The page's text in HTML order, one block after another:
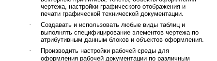
Создание и редактирование сложных
объектов
Работа с растровыми изображениями